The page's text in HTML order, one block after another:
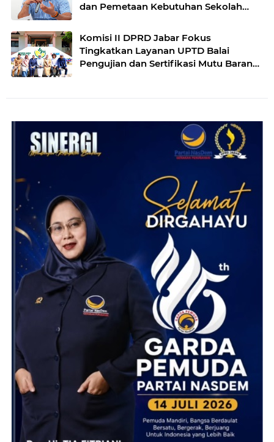
dan Pemetaan Kebutuhan Sekolah
Komisi II DPRD Jabar Fokus
Tingkatkan Layanan UPTD Balai
Pengujian dan Sertifikasi Mutu Barang